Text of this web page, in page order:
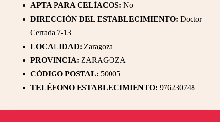
APTA PARA CELÍACOS: No
DIRECCIÓN DEL ESTABLECIMIENTO: Doctor
Cerrada 7-13
LOCALIDAD: Zaragoza
PROVINCIA: ZARAGOZA
CÓDIGO POSTAL: 50005
TELÉFONO ESTABLECIMIENTO: 976230748